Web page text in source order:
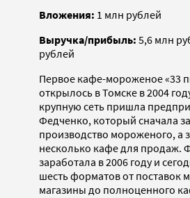
Вложения: 1 млн рублей
Выручка/прибыль: 5,6 млн
рублей
Первое кафе-мороженое «33
открылось в Томске в 2004
крупную сеть пришла
Федченко, который сначала
производство мороженого, а
несколько кафе для продаж.
заработала в 2006 году и
шесть форматов от поставок
магазины до полноценного